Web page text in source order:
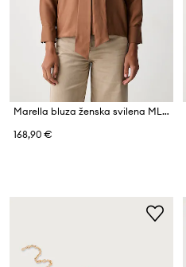
Marella bluza ženska svilena MLSKABALA
168,90 €